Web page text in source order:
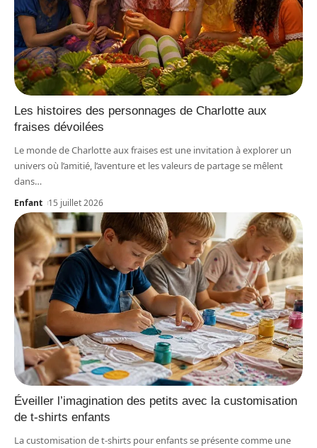
Les histoires des personnages de Charlotte aux
fraises dévoilées
Le monde de Charlotte aux fraises est une invitation à explorer un
univers où l’amitié, l’aventure et les valeurs de partage se mêlent
dans…
Enfant 15 juillet 2026
Éveiller l’imagination des petits avec la customisation
de t-shirts enfants
La customisation de t-shirts pour enfants se présente comme une